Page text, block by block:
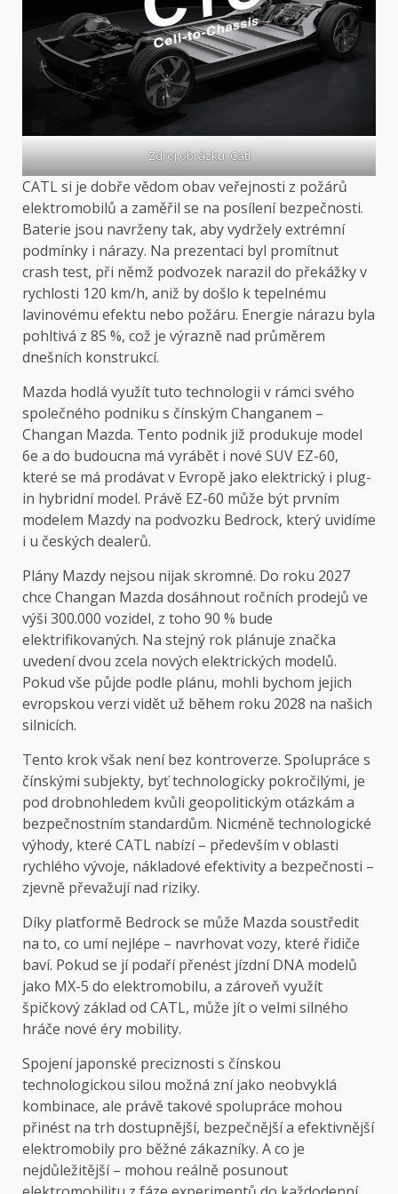
Zdroj obrázku: Catl
CATL si je dobře vědom obav veřejnosti z požárů
elektromobilů a zaměřil se na posílení bezpečnosti.
Baterie jsou navrženy tak, aby vydržely extrémní
podmínky i nárazy. Na prezentaci byl promítnut
crash test, při němž podvozek narazil do překážky v
rychlosti 120 km/h, aniž by došlo k tepelnému
lavinovému efektu nebo požáru. Energie nárazu byla
pohltivá z 85 %, což je výrazně nad průměrem
dnešních konstrukcí.
Mazda hodlá využít tuto technologii v rámci svého
společného podniku s čínským Changanem –
Changan Mazda. Tento podnik již produkuje model
6e a do budoucna má vyrábět i nové SUV EZ-60,
které se má prodávat v Evropě jako elektrický i plug-
in hybridní model. Právě EZ-60 může být prvním
modelem Mazdy na podvozku Bedrock, který uvidíme
i u českých dealerů.
Plány Mazdy nejsou nijak skromné. Do roku 2027
chce Changan Mazda dosáhnout ročních prodejů ve
výši 300.000 vozidel, z toho 90 % bude
elektrifikovaných. Na stejný rok plánuje značka
uvedení dvou zcela nových elektrických modelů.
Pokud vše půjde podle plánu, mohli bychom jejich
evropskou verzi vidět už během roku 2028 na našich
silnicích.
Tento krok však není bez kontroverze. Spolupráce s
čínskými subjekty, byť technologicky pokročilými, je
pod drobnohledem kvůli geopolitickým otázkám a
bezpečnostním standardům. Nicméně technologické
výhody, které CATL nabízí – především v oblasti
rychlého vývoje, nákladové efektivity a bezpečnosti –
zjevně převažují nad riziky.
Díky platformě Bedrock se může Mazda soustředit
na to, co umí nejlépe – navrhovat vozy, které řidiče
baví. Pokud se jí podaří přenést jízdní DNA modelů
jako MX-5 do elektromobilu, a zároveň využít
špičkový základ od CATL, může jít o velmi silného
hráče nové éry mobility.
Spojení japonské preciznosti s čínskou
technologickou silou možná zní jako neobvyklá
kombinace, ale právě takové spolupráce mohou
přinést na trh dostupnější, bezpečnější a efektivnější
elektromobily pro běžné zákazníky. A co je
nejdůležitější – mohou reálně posunout